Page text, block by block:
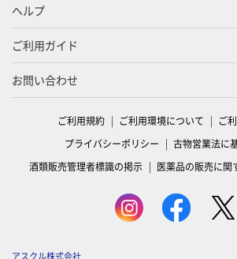
ヘルプ
ご利用ガイド
お問い合わせ
ご利用規約 ご利用環境について
ご
プライバシーポリシー
古物営業法に
酒類販売管理者標識の掲示
医薬品の販売に関
アスクル株式会社